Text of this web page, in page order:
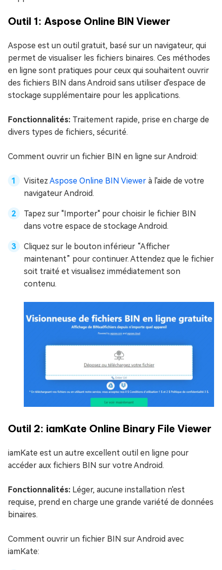
Outil 1: Aspose Online BIN Viewer
Aspose est un outil gratuit, basé sur un navigateur, qui
permet de visualiser les fichiers binaires. Ces méthodes
en ligne sont pratiques pour ceux qui souhaitent ouvrir
des fichiers BIN dans Android sans utiliser d'espace de
stockage supplémentaire pour les applications.
Fonctionnalités: Traitement rapide, prise en charge de
divers types de fichiers, sécurité.
Comment ouvrir un fichier BIN en ligne sur Android:
Visitez Aspose Online BIN Viewer à l'aide de votre
navigateur Android.
Tapez sur "Importer" pour choisir le fichier BIN
dans votre espace de stockage Android.
Cliquez sur le bouton inférieur “Afficher
maintenant” pour continuer. Attendez que le fichier
soit traité et visualisez immédiatement son
contenu.
Outil 2: iamKate Online Binary File Viewer
iamKate est un autre excellent outil en ligne pour
accéder aux fichiers BIN sur votre Android.
Fonctionnalités: Léger, aucune installation n'est
requise, prend en charge une grande variété de données
binaires.
Comment ouvrir un fichier BIN sur Android avec
iamKate: